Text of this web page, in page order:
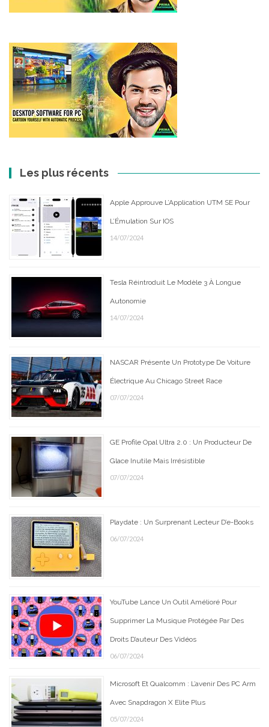
Les plus récents
Apple Approuve L’Application UTM SE Pour
L’Émulation Sur IOS
14/07/2024
Tesla Réintroduit Le Modèle 3 À Longue
Autonomie
14/07/2024
NASCAR Présente Un Prototype De Voiture
Électrique Au Chicago Street Race
07/07/2024
GE Profile Opal Ultra 2.0 : Un Producteur De
Glace Inutile Mais Irrésistible
07/07/2024
Playdate : Un Surprenant Lecteur D’e-Books
06/07/2024
YouTube Lance Un Outil Amélioré Pour
Supprimer La Musique Protégée Par Des
Droits D’auteur Des Vidéos
06/07/2024
Microsoft Et Qualcomm : L’avenir Des PC Arm
Avec Snapdragon X Elite Plus
05/07/2024